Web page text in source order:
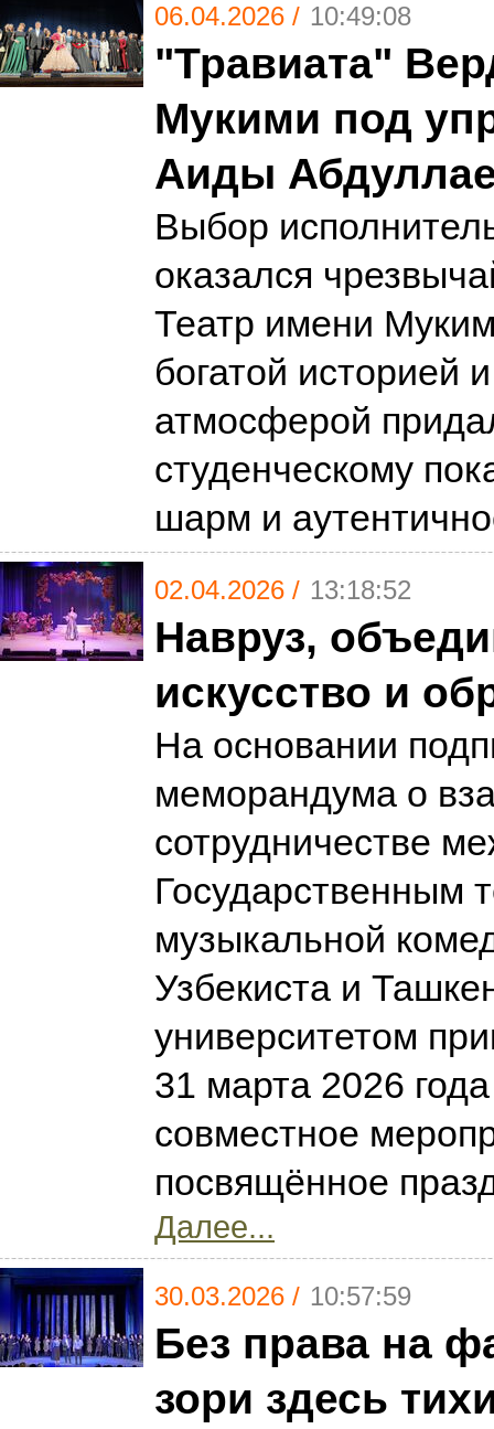
06.04.2026 / 10:49:08
"Травиата"
Мукими под
Аиды
Выбор
оказался
Театр имени
богатой историей
атмосферой
студенческому
шарм и
02.04.2026 / 13:18:52
Навруз,
искусство и
На основании
меморандума о
сотрудничестве
Государственным
музыкальной
Узбекиста и
университетом
31 марта 2026
совместное
посвящённое
Далее...
30.03.2026 / 10:57:59
Без права на
зори здесь